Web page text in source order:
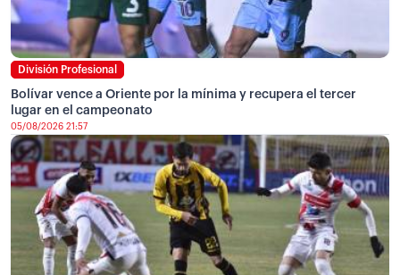
División Profesional
Bolívar vence a Oriente por la mínima y recupera el tercer
lugar en el campeonato
05/08/2026 21:57